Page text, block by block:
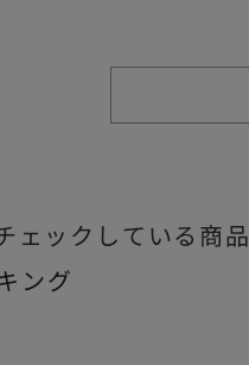
ェックしている商品
ング